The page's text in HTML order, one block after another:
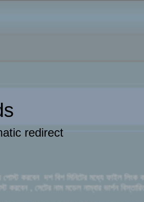
redirect
করবেন দশ বিশ মিনিটের মধ্যে ফাইল লিংক
, সেটের নাম মডেল নাম্বার ভার্শন